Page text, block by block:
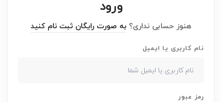
ورود
هنوز حسابی نداری؟ به صورت رایگان ثبت نام کنید
نام کاربری یا ایمیل
رمز عبور